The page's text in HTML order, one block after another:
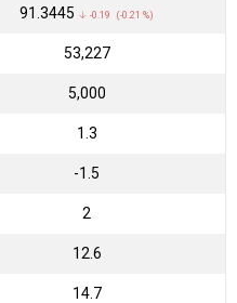
₹91.3445 ↓ -0.19 (-0.21 %)
₹53,227
5,000
1.3
-1.5
2
12.6
14.7